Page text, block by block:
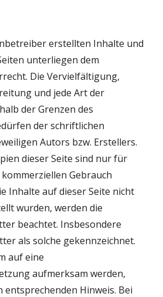
erstellten Inhalte und
unterliegen dem
Die Vervielfältigung,
und jede Art der
der Grenzen des
der schriftlichen
Autors bzw. Erstellers.
dieser Seite sind nur für
Gebrauch
Inhalte auf dieser Seite nicht
wurden, werden die
beachtet. Insbesondere
als solche gekennzeichnet.
auf eine
aufmerksam werden,
Hinweis. Bei